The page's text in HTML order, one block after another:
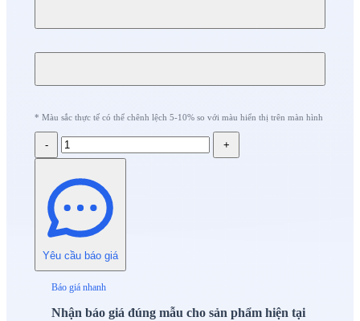
* Màu sắc thực tế có thể chênh lệch 5-10% so với màu hiển thị trên màn hình
- +
Yêu cầu báo giá
Báo giá nhanh
Nhận báo giá đúng mẫu cho sản phẩm hiện tại